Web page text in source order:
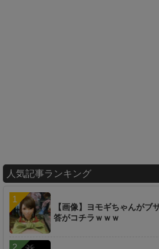
人気記事ランキング
【画像】ヨモギちゃんがブ
答がコチラｗｗｗ